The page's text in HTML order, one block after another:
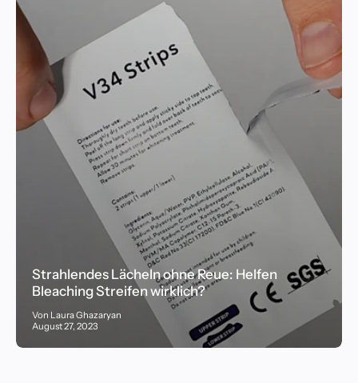
Strahlendes Lächeln ohne Reue: Helfen
Bleaching Streifen wirklich?
Von Laura Ghazaryan
August 27, 2023